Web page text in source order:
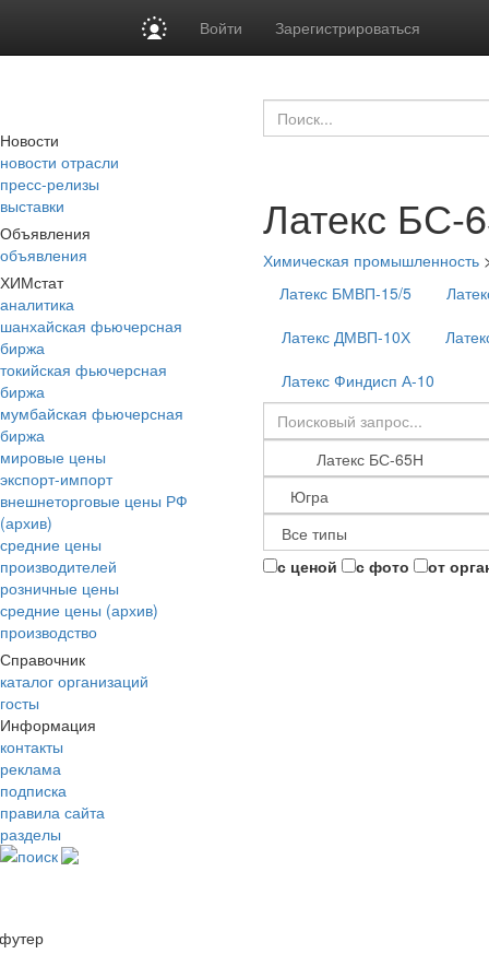
Войти Зарегистрироваться
Новости
новости отрасли
пресс-релизы
выставки
Объявления
объявления
ХИМстат
аналитика
шанхайская фьючерсная
биржа
токийская фьючерсная
биржа
мумбайская фьючерсная
биржа
мировые цены
экспорт-импорт
внешнеторговые цены РФ
(архив)
средние цены
производителей
розничные цены
средние цены (архив)
производство
Справочник
каталог организаций
госты
Информация
контакты
реклама
подписка
правила сайта
разделы
поиск
Латекс БС-
Химическая промышленность
Латекс БМВП-15/5
Латекс ДМВП-10Х
Латекс Финдисп А-10
с ценой с фото от
футер